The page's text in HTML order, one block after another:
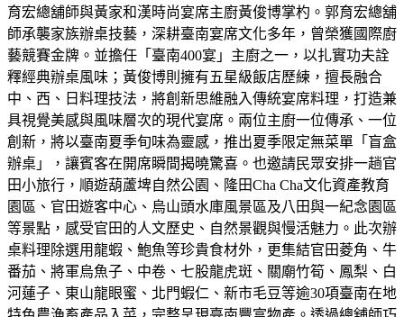
育宏總舖師與黃家和漢時尚宴席主廚黃俊博掌杓。郭育宏總舖
師承襲家族辦桌技藝，深耕臺南宴席文化多年，曾榮獲國際廚
藝競賽金牌。並擔任「臺南400宴」主廚之一，以扎實功夫詮
釋經典辦桌風味；黃俊博則擁有五星級飯店歷練，擅長融合
中、西、日料理技法，將創新思維融入傳統宴席料理，打造兼
具視覺美感與風味層次的現代宴席。兩位主廚一位傳承、一位
創新，將以臺南夏季旬味為靈感，推出夏季限定無菜單「盲盒
辦桌」，讓賓客在開席瞬間揭曉驚喜。也邀請民眾安排一趟官
田小旅行，順遊葫蘆埤自然公園、隆田Cha Cha文化資產教育
園區、官田遊客中心、烏山頭水庫風景區及八田與一紀念園區
等景點，感受官田的人文歷史、自然景觀與慢活魅力。此次辦
桌料理除選用龍蝦、鮑魚等珍貴食材外，更集結官田菱角、牛
番茄、將軍烏魚子、中卷、七股龍虎斑、關廟竹筍、鳳梨、白
河蓮子、東山龍眼蜜、北門蝦仁、新市毛豆等逾30項臺南在地